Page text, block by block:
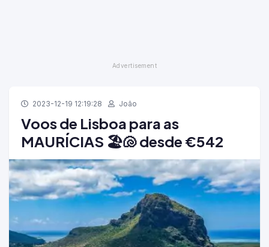
2023-12-19 12:19:28 João
Voos de Lisboa para as
MAURÍCIAS 🏖️🐚 desde €542